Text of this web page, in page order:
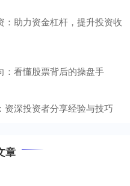
助力资金杠杆，提升投资收
：看懂股票背后的操盘手
深投资者分享经验与技巧
章